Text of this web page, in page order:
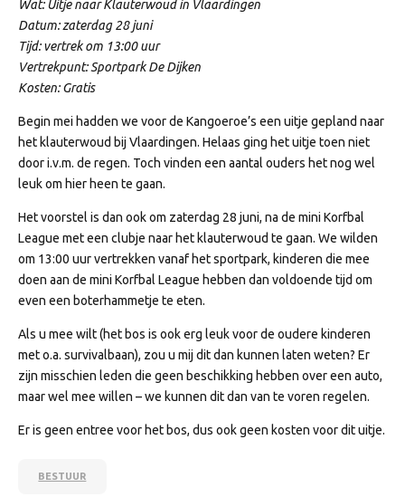
Wat: Uitje naar Klauterwoud in Vlaardingen
Datum: zaterdag 28 juni
Tijd: vertrek om 13:00 uur
Vertrekpunt: Sportpark De Dijken
Kosten: Gratis
Begin mei hadden we voor de Kangoeroe’s een uitje gepland naar
het klauterwoud bij Vlaardingen. Helaas ging het uitje toen niet
door i.v.m. de regen. Toch vinden een aantal ouders het nog wel
leuk om hier heen te gaan.
Het voorstel is dan ook om zaterdag 28 juni, na de mini Korfbal
League met een clubje naar het klauterwoud te gaan. We wilden
om 13:00 uur vertrekken vanaf het sportpark, kinderen die mee
doen aan de mini Korfbal League hebben dan voldoende tijd om
even een boterhammetje te eten.
Als u mee wilt (het bos is ook erg leuk voor de oudere kinderen
met o.a. survivalbaan), zou u mij dit dan kunnen laten weten? Er
zijn misschien leden die geen beschikking hebben over een auto,
maar wel mee willen – we kunnen dit dan van te voren regelen.
Er is geen entree voor het bos, dus ook geen kosten voor dit uitje.
BESTUUR